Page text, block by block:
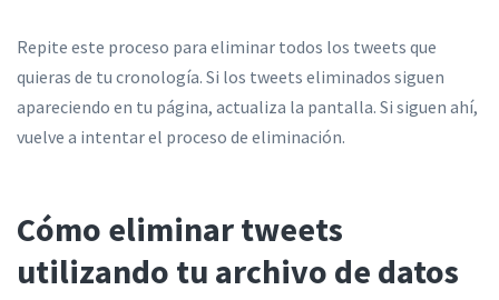
Repite este proceso para eliminar todos los tweets que
quieras de tu cronología. Si los tweets eliminados siguen
apareciendo en tu página, actualiza la pantalla. Si siguen ahí,
vuelve a intentar el proceso de eliminación.
Cómo eliminar tweets
utilizando tu archivo de datos